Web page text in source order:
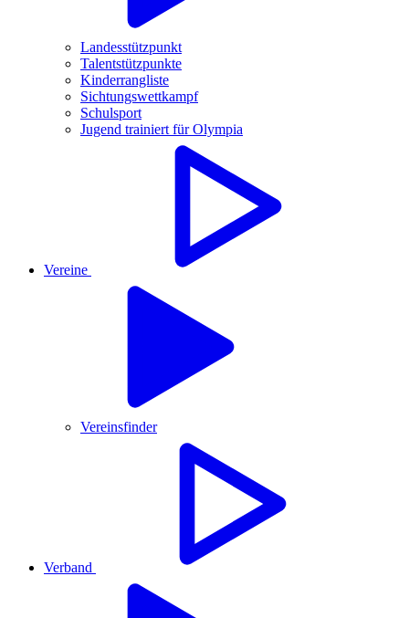
Landesstützpunkt
Talentstützpunkte
Kinderrangliste
Sichtungswettkampf
Schulsport
Jugend trainiert für Olympia
Vereine
Vereinsfinder
Verband